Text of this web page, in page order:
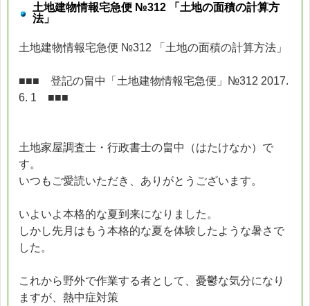
土地建物情報宅急便 №312 「土地の面積の計算方
法」
土地建物情報宅急便 №312 「土地の面積の計算方法」
■■■ 登記の畠中「土地建物情報宅急便」№312 2017.
6. 1 ■■■
土地家屋調査士・行政書士の畠中（はたけなか）で
す。
いつもご愛読いただき、ありがとうございます。
いよいよ本格的な夏到来になりました。
しかし先月はもう本格的な夏を体験したような暑さで
した。
これから野外で作業する者として、憂鬱な気分になり
ますが、熱中症対策